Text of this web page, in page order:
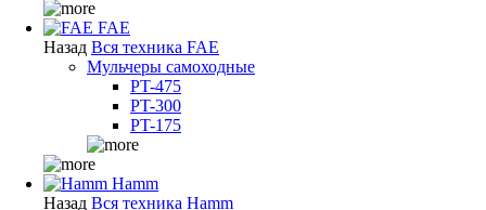
FAE
Назад Вся техника FAE
Мульчеры самоходные
PT-475
PT-300
PT-175
Hamm
Назад Вся техника Hamm